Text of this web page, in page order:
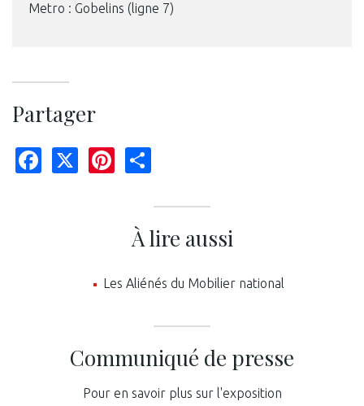
Metro : Gobelins (ligne 7)
Partager
Facebook Pinterest
À lire aussi
Les Aliénés du Mobilier national
Communiqué de presse
Pour en savoir plus sur l'exposition